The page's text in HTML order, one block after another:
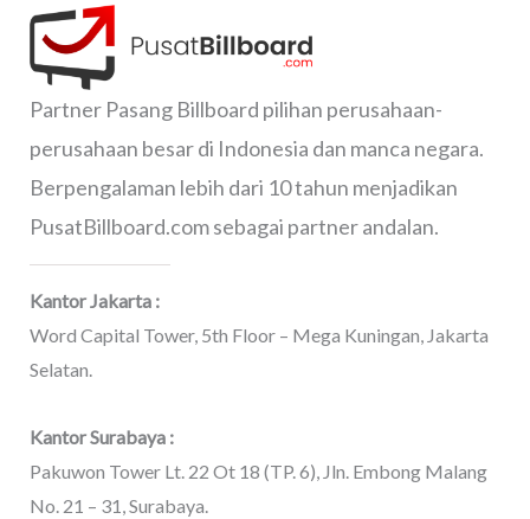
Partner Pasang Billboard pilihan perusahaan-
perusahaan besar di Indonesia dan manca negara.
Berpengalaman lebih dari 10 tahun menjadikan
PusatBillboard.com sebagai partner andalan.
Kantor Jakarta :
Word Capital Tower, 5th Floor – Mega Kuningan, Jakarta
Selatan.
Kantor Surabaya :
Pakuwon Tower Lt. 22 Ot 18 (TP. 6), Jln. Embong Malang
No. 21 – 31, Surabaya.